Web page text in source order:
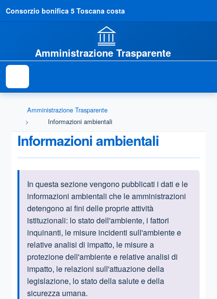
Consorzio bonifica 5 Toscana costa
Amministrazione Trasparente
Amministrazione Trasparente
Informazioni ambientali
Informazioni ambientali
Informazioni introduttive
In questa sezione vengono pubblicati i dati e le
informazioni ambientali che le amministrazioni
detengono ai fini delle proprie attività
istituzionali: lo stato dell'ambiente, i fattori
inquinanti, le misure incidenti sull'ambiente e
relative analisi di impatto, le misure a
protezione dell'ambiente e relative analisi di
impatto, le relazioni sull'attuazione della
legislazione, lo stato della salute e della
sicurezza umana.